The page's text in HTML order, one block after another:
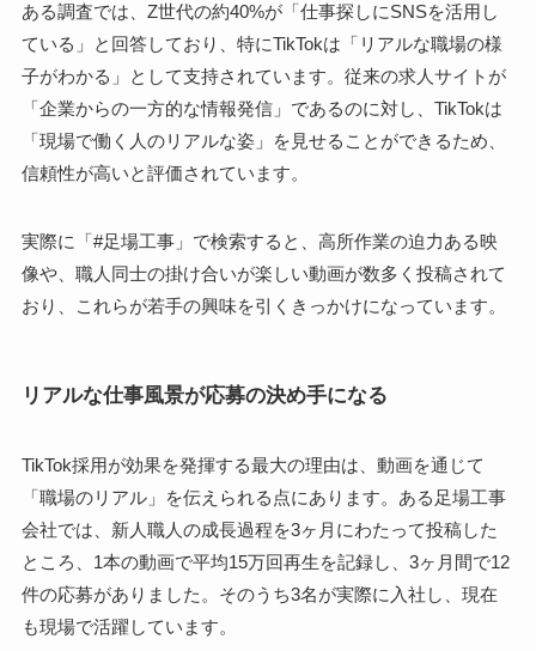
ある調査では、Z世代の約40%が「仕事探しにSNSを活用し
ている」と回答しており、特にTikTokは「リアルな職場の様
子がわかる」として支持されています。従来の求人サイトが
「企業からの一方的な情報発信」であるのに対し、TikTokは
「現場で働く人のリアルな姿」を見せることができるため、
信頼性が高いと評価されています。
実際に「#足場工事」で検索すると、高所作業の迫力ある映
像や、職人同士の掛け合いが楽しい動画が数多く投稿されて
おり、これらが若手の興味を引くきっかけになっています。
リアルな仕事風景が応募の決め手になる
TikTok採用が効果を発揮する最大の理由は、動画を通じて
「職場のリアル」を伝えられる点にあります。ある足場工事
会社では、新人職人の成長過程を3ヶ月にわたって投稿した
ところ、1本の動画で平均15万回再生を記録し、3ヶ月間で12
件の応募がありました。そのうち3名が実際に入社し、現在
も現場で活躍しています。